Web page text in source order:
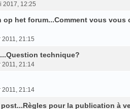
2017, 12:25
op het forum...Comment vous vous
2011, 21:15
technique?
2011, 21:14
2011, 21:14
pour la publication à